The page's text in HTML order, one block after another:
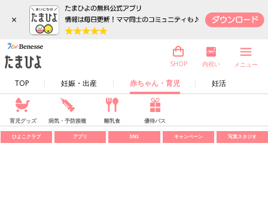
×
TOP 妊娠・出産 赤ちゃん・育児 妊活
SHOP 内祝い メニュー
育児グッズ 病気・予防接種 離乳食 優待パス
ひよこクラブ アプリ SNS キャンペーン 写真スタジオ